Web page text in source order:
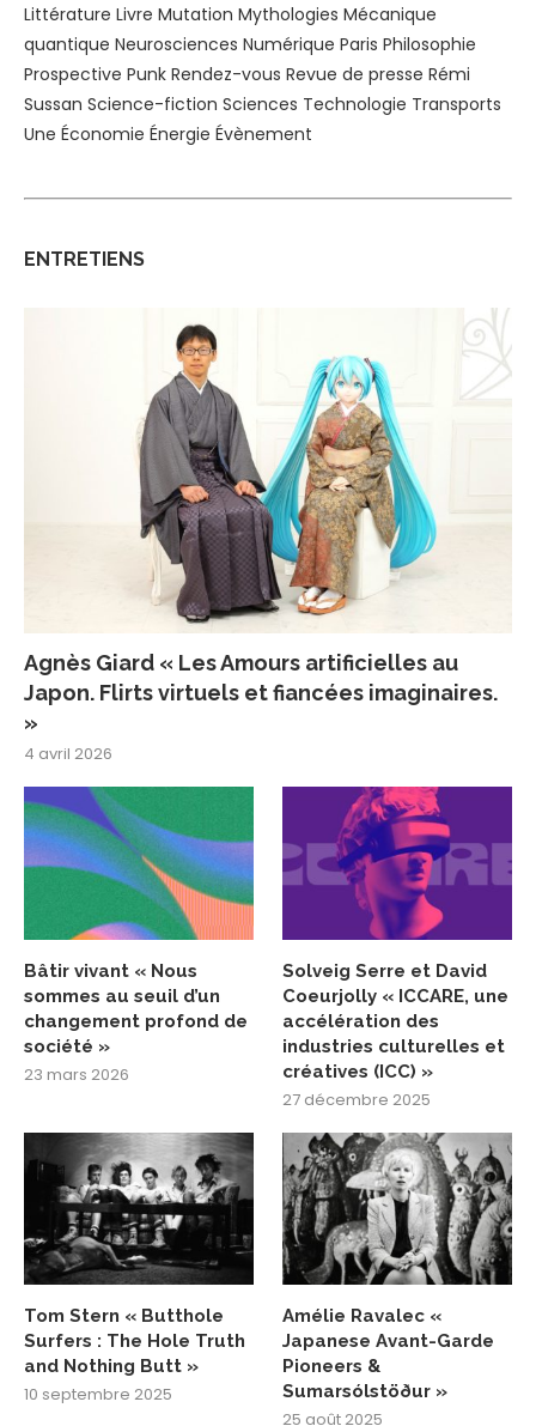
Littérature Livre Mutation Mythologies Mécanique
quantique Neurosciences Numérique Paris Philosophie
Prospective Punk Rendez-vous Revue de presse Rémi
Sussan Science-fiction Sciences Technologie Transports
Une Économie Énergie Évènement
ENTRETIENS
Agnès Giard « Les Amours artificielles au
Japon. Flirts virtuels et fiancées imaginaires.
»
4 avril 2026
Bâtir vivant « Nous
sommes au seuil d’un
changement profond de
société »
23 mars 2026
Solveig Serre et David
Coeurjolly « ICCARE, une
accélération des
industries culturelles et
créatives (ICC) »
27 décembre 2025
Tom Stern « Butthole
Surfers : The Hole Truth
and Nothing Butt »
10 septembre 2025
Amélie Ravalec «
Japanese Avant-Garde
Pioneers &
Sumarsólstöður »
25 août 2025